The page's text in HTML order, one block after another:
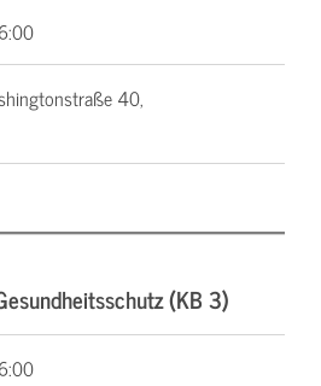
40,
(KB 3)